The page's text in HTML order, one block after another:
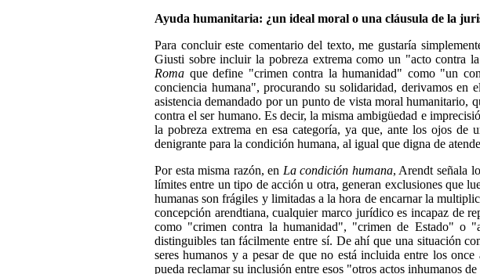
Ayuda humanitaria: ¿un ideal moral o una cláusula de la
Para concluir este comentario del texto, me gustaría
Giusti sobre incluir la pobreza extrema como un "acto contra
Roma que define "crimen contra la humanidad" como "un
conciencia humana", procurando su solidaridad, derivamos
asistencia demandado por un punto de vista moral humanitario,
contra el ser humano. Es decir, la misma ambigüedad e
la pobreza extrema en esa categoría, ya que, ante los ojos
denigrante para la condición humana, al igual que digna de
Por esta misma razón, en La condición humana, Arendt señala
límites entre un tipo de acción u otra, generan exclusiones que
humanas son frágiles y limitadas a la hora de encarnar la
concepción arendtiana, cualquier marco jurídico es incapaz de
como "crimen contra la humanidad", "crimen de Estado" o
distinguibles tan fácilmente entre sí. De ahí que una situación
seres humanos y a pesar de que no está incluida entre los once
pueda reclamar su inclusión entre esos "otros actos inhumanos